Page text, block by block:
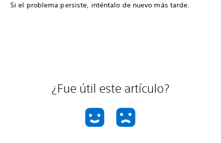
Si el problema persiste, inténtalo de nuevo más tarde.
¿Fue útil este artículo?